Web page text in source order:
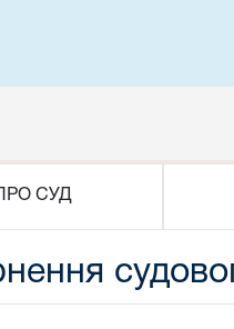
ПРО СУД